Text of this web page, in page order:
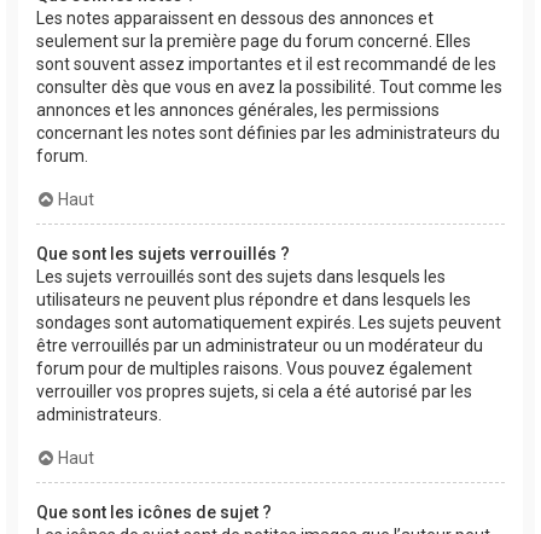
Les notes apparaissent en dessous des annonces et
seulement sur la première page du forum concerné. Elles
sont souvent assez importantes et il est recommandé de les
consulter dès que vous en avez la possibilité. Tout comme les
annonces et les annonces générales, les permissions
concernant les notes sont définies par les administrateurs du
forum.
Haut
Que sont les sujets verrouillés ?
Les sujets verrouillés sont des sujets dans lesquels les
utilisateurs ne peuvent plus répondre et dans lesquels les
sondages sont automatiquement expirés. Les sujets peuvent
être verrouillés par un administrateur ou un modérateur du
forum pour de multiples raisons. Vous pouvez également
verrouiller vos propres sujets, si cela a été autorisé par les
administrateurs.
Haut
Que sont les icônes de sujet ?